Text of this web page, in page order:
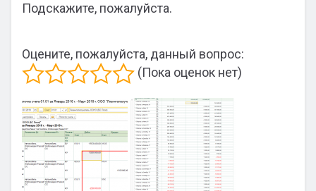
Подскажите, пожалуйста.
Оцените, пожалуйста, данный вопрос:
(Пока оценок нет)